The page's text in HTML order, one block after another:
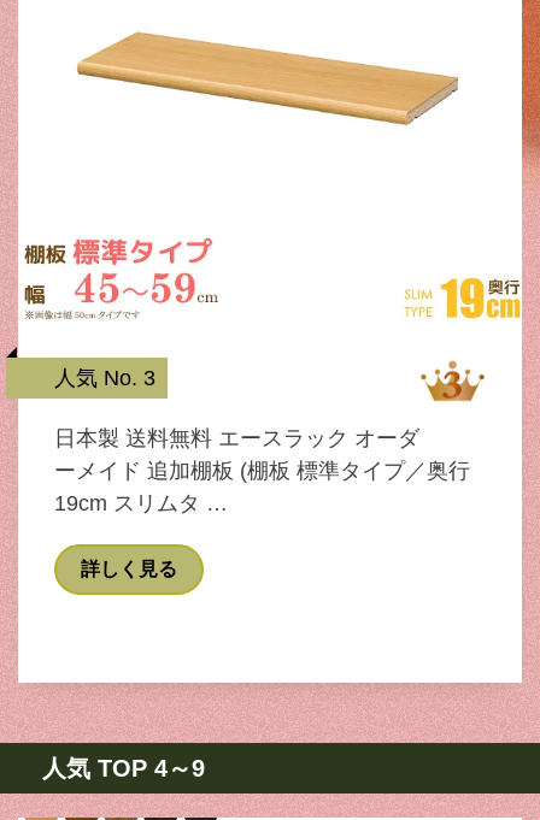
人気 No. 3
日本製 送料無料 エースラック オーダ
ーメイド 追加棚板 (棚板 標準タイプ／奥行
19cm スリムタ …
詳しく見る
人気 TOP 4～9